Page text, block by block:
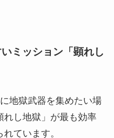
ミッション「顕れし
地獄武器を集めたい場
れし地獄」が最も効率
ています。